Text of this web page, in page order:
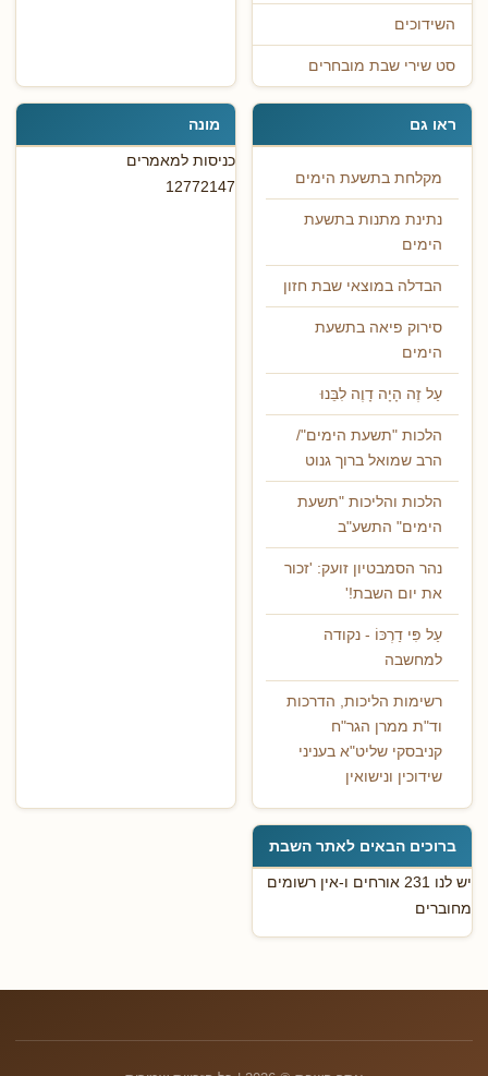
השידוכים
סט שירי שבת מובחרים
ראו גם
מקלחת בתשעת הימים
נתינת מתנות בתשעת
הימים
הבדלה במוצאי שבת חזון
סירוק פיאה בתשעת
הימים
עַל זֶה הָיָה דָוֶה לִבֵּנוּ
הלכות "תשעת הימים"/
הרב שמואל ברוך גנוט
הלכות והליכות "תשעת
הימים" התשע"ב
נהר הסמבטיון זועק: 'זכור
את יום השבת!'
עַל פִּי דַרְכּוֹ - נקודה
למחשבה
רשימות הליכות, הדרכות
וד"ת ממרן הגר"ח
קניבסקי שליט"א בעניני
שידוכין ונישואין
מונה
כניסות למאמרים
12772147
ברוכים הבאים לאתר השבת
יש לנו 231 אורחים ו-אין רשומים
מחוברים